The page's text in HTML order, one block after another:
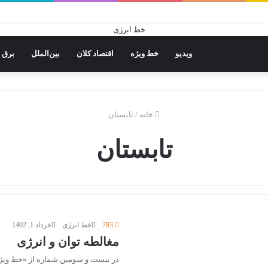
برق بین‌الملل اقتصاد کلان خط ویژه ویدیو
خانه / تابستان
تابستان
خط انرژی خرداد 1, 1402
مغالطه توان و انرژی
در بیست و سومین شماره از «خط